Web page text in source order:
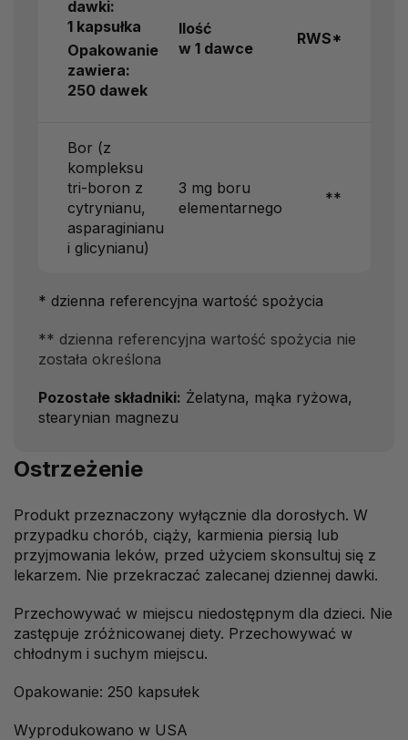
dawki:
1 kapsułka
Opakowanie
zawiera:
250 dawek
Ilość
w 1 dawce
RWS*
Bor (z
kompleksu
tri-boron z
cytrynianu,
asparaginianu
i glicynianu)
3 mg boru
elementarnego
**
* dzienna referencyjna wartość spożycia
** dzienna referencyjna wartość spożycia nie
została określona
Pozostałe składniki: Żelatyna, mąka ryżowa,
stearynian magnezu
Ostrzeżenie
Produkt przeznaczony wyłącznie dla dorosłych. W
przypadku chorób, ciąży, karmienia piersią lub
przyjmowania leków, przed użyciem skonsultuj się z
lekarzem. Nie przekraczać zalecanej dziennej dawki.
Przechowywać w miejscu niedostępnym dla dzieci. Nie
zastępuje zróżnicowanej diety. Przechowywać w
chłodnym i suchym miejscu.
Opakowanie: 250 kapsułek
Wyprodukowano w USA